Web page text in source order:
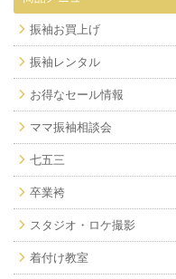
振袖お買上げ
振袖レンタル
お得なセール情報
ママ振袖相談会
七五三
卒業袴
スタジオ・ロケ撮影
着付け教室